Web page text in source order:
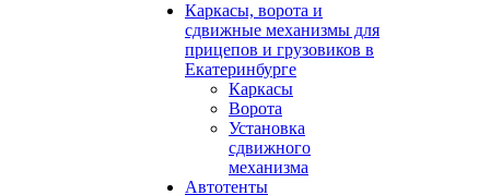
Каркасы, ворота и
сдвижные механизмы для
прицепов и грузовиков в
Екатеринбурге
Каркасы
Ворота
Установка
сдвижного
механизма
Автотенты